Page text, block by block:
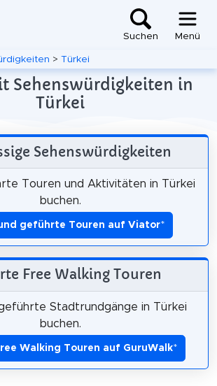
Suchen Menü
> Türkei
Sehenswürdigkeiten in
Türkei
Sehenswürdigkeiten
Touren und Aktivitäten in Türkei
buchen.
geführte Touren auf Viator*
Free Walking Touren
Stadtrundgänge in Türkei
buchen.
Walking Touren auf GuruWalk*